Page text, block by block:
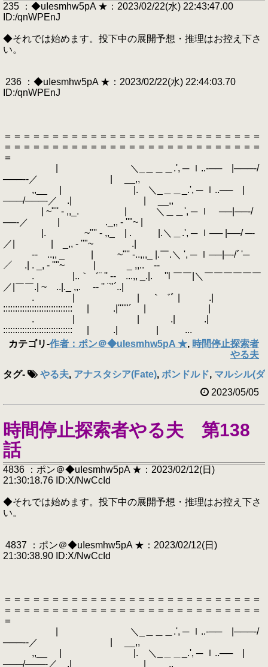
235 ：◆uIesmhw5pA ★：2023/02/22(水) 22:43:47.00
ID:/qnWPEnJ
◆それでは始めます。投下中の展開予想・推理はお控え下さ
い。
236 ：◆uIesmhw5pA ★：2023/02/22(水) 22:44:03.70
ID:/qnWPEnJ
＝＝＝＝＝＝＝＝＝＝＝＝＝＝＝＝＝＝＝＝＝＝＝＝＝＝＝
＝＝＝＝＝＝＝＝＝＝＝＝＝＝＝＝＝＝＝＝＝＝＝＝＝＝＝
＝
| ＼_＿＿＿.', ─ ｌ..‐── |───‐/
───‐‐／ | __,,
,,__ | |. ＼_＿＿_.', ─ ｌ..── |
───/───‐／ .| | __,,
| ~"'' - ,,_. | ＼＿＿', ─ ｌ ──|──‐/
──‐／ | ._,, - ''"~ |
|. ~"'' - ,,_ | . |.＼＿.', ─ ｌ── |──/ ─‐
／| | _,, - ''"~ .|
‐- ..,, _ | ~"'' -..,,,_ |.￣.＼ ', ─ ｌ──|─‐/ﾞ'─
／ .| . _, - ''"~ | _ ,,.. -‐
. |..｀゛¨ '' ‐- ...,, _.|. ''l ￣￣|＼￣￣￣￣￣￣
／|￣￣.| ~ ..|._ ,,. -‐ '' ¨"´..|
. | | ｀゛ﾞ | .|
::::::::::::::::::::::::::::: | .|''''"´ | |
. | | .| .|
::::::::::::::::::::::::::::: | .| | ...
カテゴリ-作者：ポン＠◆uIesmhw5pA ★, 時間停止探索者
やる夫
タグ- やる夫, アナスタシア(Fate), ボンドルド, マルシル(
2023/05/05
時間停止探索者やる夫 第138
話
4836 ：ポン＠◆uIesmhw5pA ★：2023/02/12(日)
21:30:18.76 ID:X/NwCcId
◆それでは始めます。投下中の展開予想・推理はお控え下さ
い。
4837 ：ポン＠◆uIesmhw5pA ★：2023/02/12(日)
21:30:38.90 ID:X/NwCcId
＝＝＝＝＝＝＝＝＝＝＝＝＝＝＝＝＝＝＝＝＝＝＝＝＝＝＝
＝＝＝＝＝＝＝＝＝＝＝＝＝＝＝＝＝＝＝＝＝＝＝＝＝＝＝
＝
| ＼_＿＿＿.', ─ ｌ..‐── |───‐/
───‐‐／ | __,,
,,__ | |. ＼_＿＿_.', ─ ｌ..── |
───/───‐／ .| | __,,